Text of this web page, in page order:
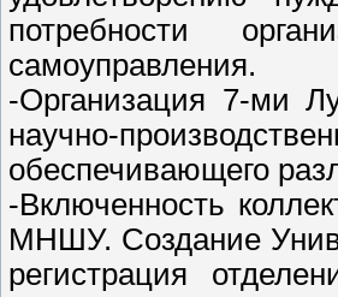
потребности
самоуправления.
-Организация 7-ми
научно-
обеспечивающего
-Включенность
МНШУ. Создание
регистрация